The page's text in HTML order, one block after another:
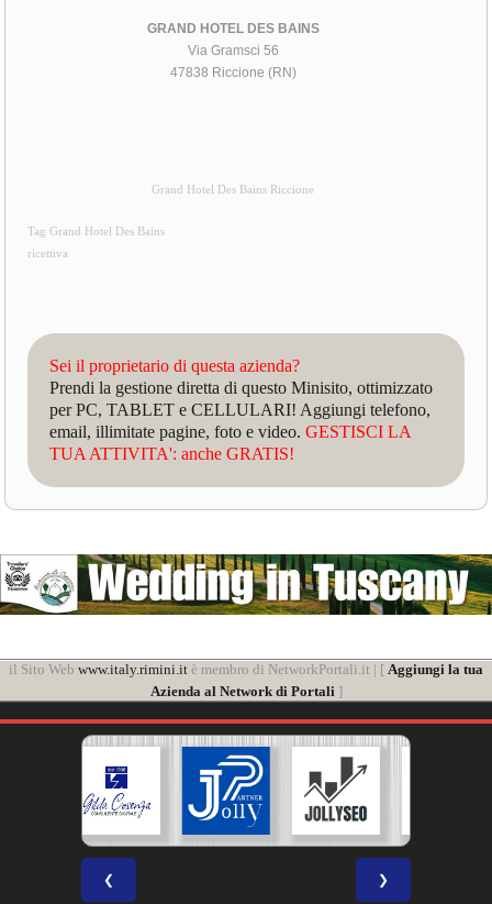
GRAND HOTEL DES BAINS
Via Gramsci 56
47838 Riccione (RN)
Grand Hotel Des Bains Riccione
Tag Grand Hotel Des Bains
ricettiva
Sei il proprietario di questa azienda?
Prendi la gestione diretta di questo Minisito, ottimizzato
per PC, TABLET e CELLULARI! Aggiungi telefono,
email, illimitate pagine, foto e video.GESTISCI LA
TUA ATTIVITA': anche GRATIS!
il Sito Web www.italy.rimini.it è membro di NetworkPortali.it | [ Aggiungi la tua
Azienda al Network di Portali]
❮ ❯